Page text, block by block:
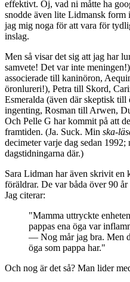
effektivt. Oj, vad ni måtte ha
snodde även lite Lidmansk form i
jag mig noga för att vara för
inslag.
Men så visar det sig att jag har
samvete! Det var inte
associerade till kaninöron,
öronlureri!), Petra till Skord,
Esmeralda (även där skeptisk
ingenting, Rosman till Arwen,
Och Pelle G har kommit på att
framtiden. (Ja. Suck. Min ska-
decimeter varje dag sedan 1992;
dagstidningarna där.)
Sara Lidman har även skrivit en
föräldrar. De var båda över 90
Jag citerar:
"Mamma uttryckte
pappas ena öga var
— Nog mår jag bra. Men
öga som pappa har."
Och nog är det så? Man lider